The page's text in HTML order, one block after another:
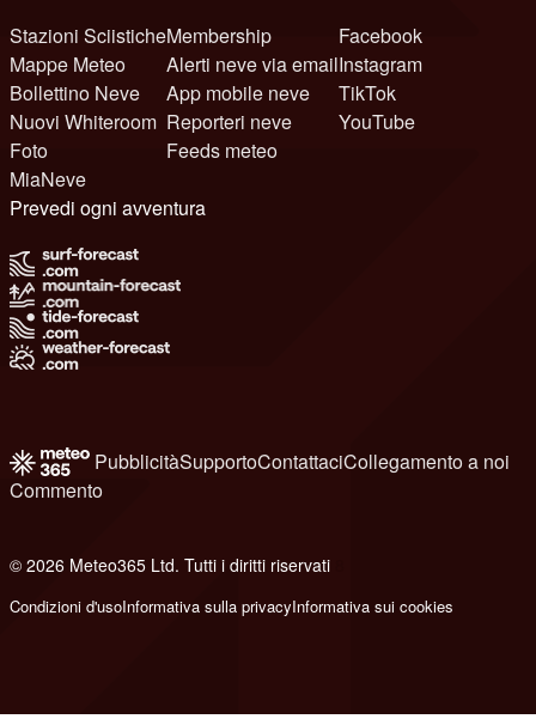
Stazioni Sciistiche
Mappe Meteo
Bollettino Neve
Nuovi Whiteroom
Foto
MiaNeve
Membership
Alerti neve via email
App mobile neve
Reporteri neve
Feeds meteo
Facebook
Instagram
TikTok
YouTube
Prevedi ogni avventura
PubblicitàSupportoContattaciCollegamento a noi
Commento
© 2026 Meteo365 Ltd. Tutti i diritti riservati
Condizioni d'usoInformativa sulla privacyInformativa sui cookies